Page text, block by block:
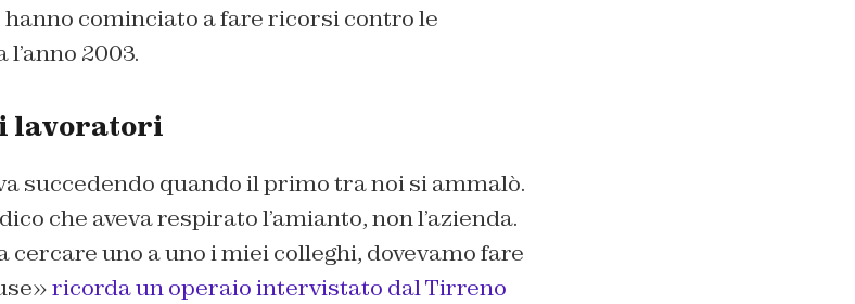
cominciato a fare ricorsi contro le
2003.
lavoratori
succedendo quando il primo tra noi si ammalò.
che aveva respirato l’amianto, non l’azienda.
uno a uno i miei colleghi, dovevamo fare
ricorda un operaio intervistato dal Tirreno